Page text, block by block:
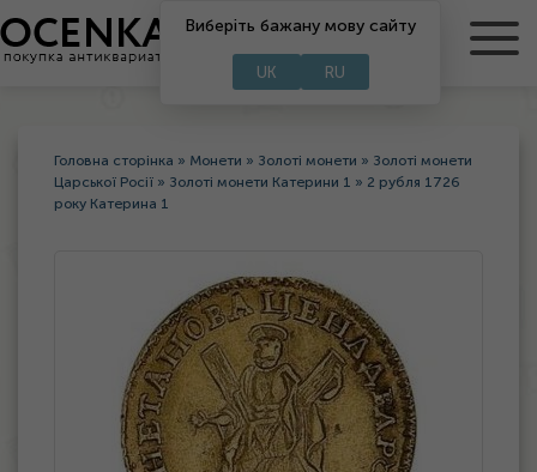
RU
Виберіть бажану мову сайту
UK RU
Головна сторінка » Монети » Золоті монети » Золоті монети
Царської Росії » Золоті монети Катерини 1 » 2 рубля 1726
року Катерина 1